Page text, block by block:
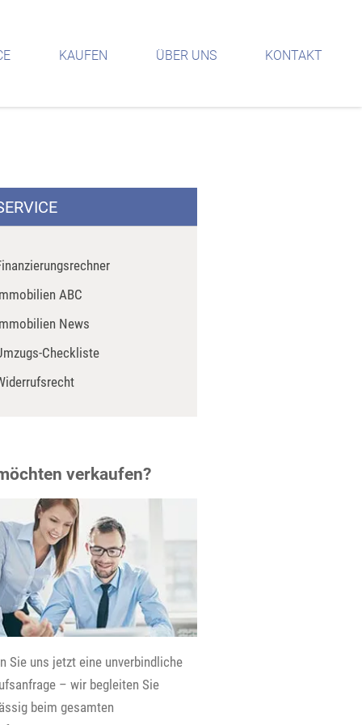
KAUFEN ÜBER UNS KONTAKT
ABC
News
Checkliste
verkaufen?
Sie uns jetzt eine unverbindliche
– wir begleiten Sie
beim gesamten